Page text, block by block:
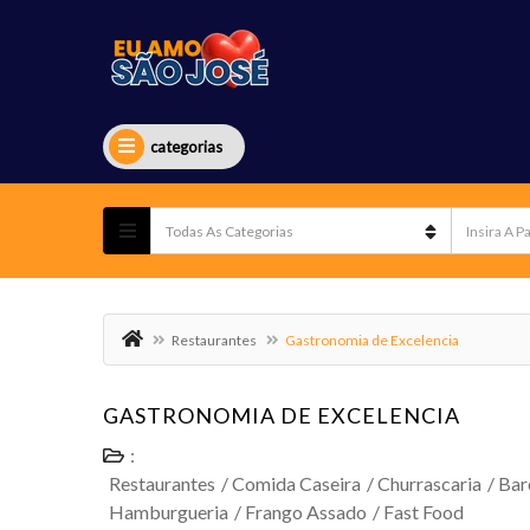
categorias
Restaurantes Gastronomia de Excelencia
GASTRONOMIA DE EXCELENCIA
:
Restaurantes /Comida Caseira /Churrascaria /
Hamburgueria / Frango Assado / Fast Food